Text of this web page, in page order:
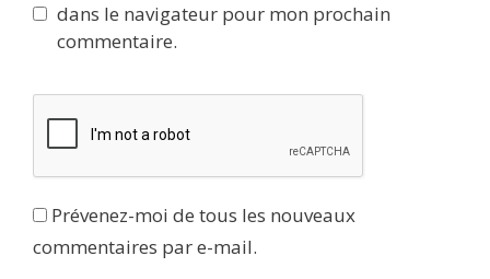
dans le navigateur pour mon prochain
commentaire.
Prévenez-moi de tous les nouveaux
commentaires par e-mail.